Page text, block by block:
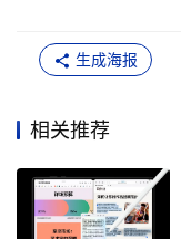
优化等内容。
生成海报
相关推荐